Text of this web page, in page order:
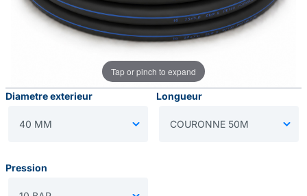
Tap or pinch to expand
Diametre exterieur Longueur
Pression